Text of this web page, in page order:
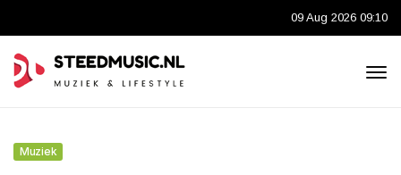
09 Aug 2026 09:10
Muziek